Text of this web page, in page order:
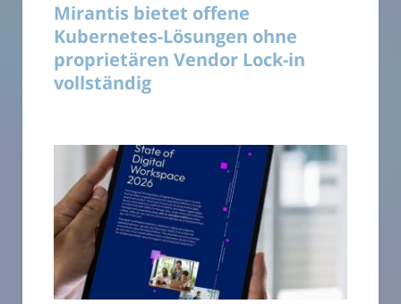
Mirantis bietet offene
Kubernetes-Lösungen ohne
proprietären Vendor Lock-in
vollständig